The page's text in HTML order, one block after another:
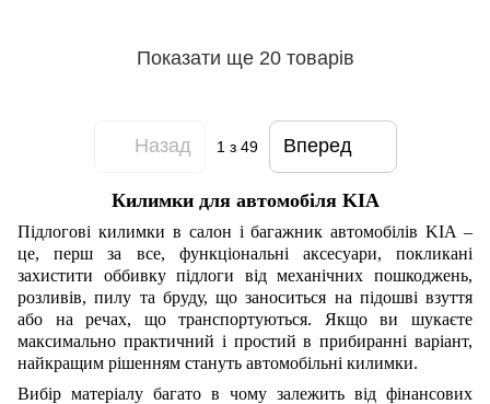
Показати ще 20 товарів
Назад 1 з 49 Вперед
Килимки для автомобіля KIA
Підлогові килимки в салон і багажник автомобілів KIA –
це, перш за все, функціональні аксесуари, покликані
захистити оббивку підлоги від механічних пошкоджень,
розливів, пилу та бруду, що заноситься на підошві взуття
або на речах, що транспортуються. Якщо ви шукаєте
максимально практичний і простий в прибиранні варіант,
найкращим рішенням стануть автомобільні килимки.
Вибір матеріалу багато в чому залежить від фінансових